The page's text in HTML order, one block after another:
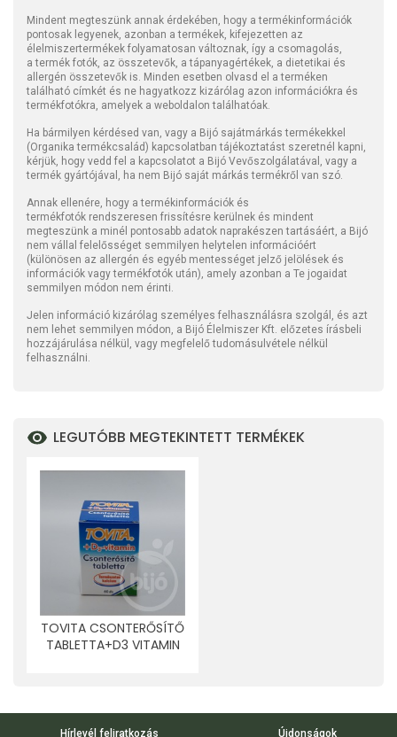
Mindent megteszünk annak érdekében, hogy a termékinformációk
pontosak legyenek, azonban a termékek, kifejezetten az
élelmiszertermékek folyamatosan változnak, így a csomagolás,
a termék fotók, az összetevők, a tápanyagértékek, a dietetikai és
allergén összetevők is. Minden esetben olvasd el a terméken
található címkét és ne hagyatkozz kizárólag azon információkra és
termékfotókra, amelyek a weboldalon találhatóak.
Ha bármilyen kérdésed van, vagy a Bijó sajátmárkás termékekkel
(Organika termékcsalád) kapcsolatban tájékoztatást szeretnél kapni,
kérjük, hogy vedd fel a kapcsolatot a Bijó Vevőszolgálatával, vagy a
termék gyártójával, ha nem Bijó saját márkás termékről van szó.
Annak ellenére, hogy a termékinformációk és
termékfotók rendszeresen frissítésre kerülnek és mindent
megteszünk a minél pontosabb adatok naprakészen tartásáért, a Bijó
nem vállal felelősséget semmilyen helytelen információért
(különösen az allergén és egyéb mentességet jelző jelölések és
információk vagy termékfotók után), amely azonban a Te jogaidat
semmilyen módon nem érinti.
Jelen információ kizárólag személyes felhasználásra szolgál, és azt
nem lehet semmilyen módon, a Bijó Élelmiszer Kft. előzetes írásbeli
hozzájárulása nélkül, vagy megfelelő tudomásulvétele nélkül
felhasználni.
LEGUTÓBB MEGTEKINTETT TERMÉKEK
TOVITA CSONTERŐSÍTŐ
TABLETTA+D3 VITAMIN
Hírlevél feliratkozás Újdonságok